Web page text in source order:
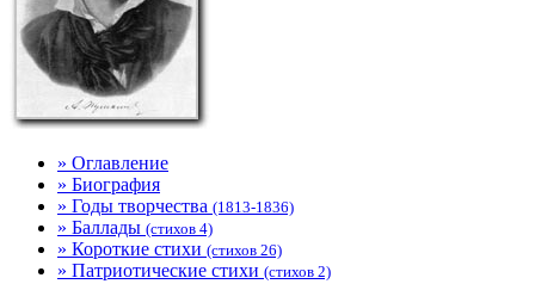
» Оглавление
» Биография
» Годы творчества (1813-1836)
» Баллады (стихов 4)
» Короткие стихи (стихов 26)
» Патриотические стихи (стихов 2)